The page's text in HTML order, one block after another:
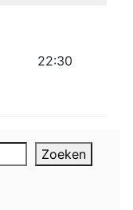
22:30
Zoeken